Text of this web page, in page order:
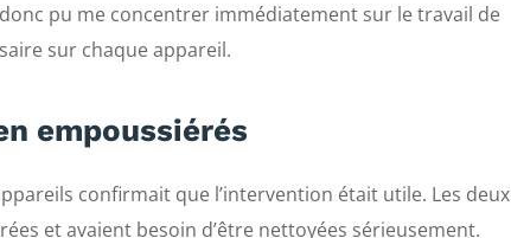
pu me concentrer immédiatement sur le travail de
sur chaque appareil.
empoussiérés
confirmait que l’intervention était utile. Les deux
et avaient besoin d’être nettoyées sérieusement.